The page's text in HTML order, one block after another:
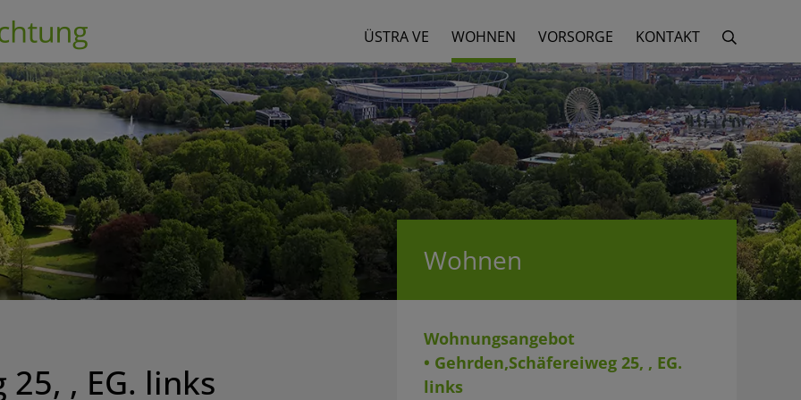
ÜSTRA VE WOHNEN VORSORGE KONTAKT
, EG. links
Wohnen
Wohnungsangebot
• Gehrden,Schäfereiweg 25, , EG.
links